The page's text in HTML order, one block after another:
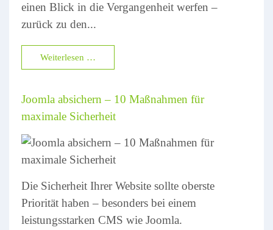
einen Blick in die Vergangenheit werfen –
zurück zu den...
Weiterlesen …
Joomla absichern – 10 Maßnahmen für
maximale Sicherheit
Die Sicherheit Ihrer Website sollte oberste
Priorität haben – besonders bei einem
leistungsstarken CMS wie Joomla.